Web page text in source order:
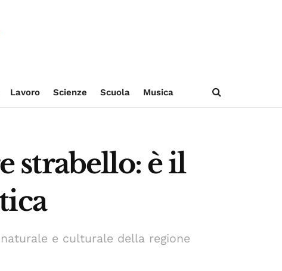
Lavoro Scienze Scuola Musica
strabello: è il
e culturale della regione